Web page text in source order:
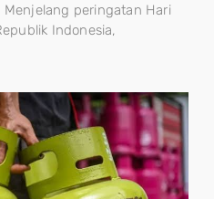
peringatan Hari
Indonesia,